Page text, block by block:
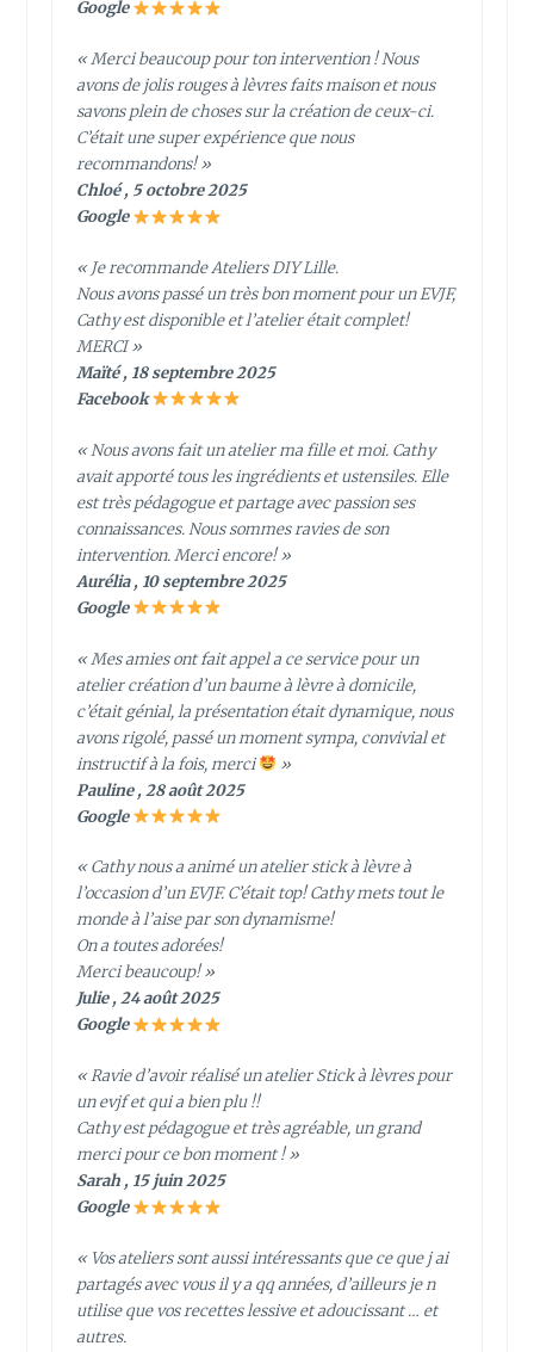
Google
« Merci beaucoup pour ton intervention ! Nous
avons de jolis rouges à lèvres faits maison et nous
savons plein de choses sur la création de ceux-ci.
C’était une super expérience que nous
recommandons! »
Chloé , 5 octobre 2025
Google
« Je recommande Ateliers DIY Lille.
Nous avons passé un très bon moment pour un EVJF,
Cathy est disponible et l’atelier était complet!
MERCI »
Maïté , 18 septembre 2025
Facebook
« Nous avons fait un atelier ma fille et moi. Cathy
avait apporté tous les ingrédients et ustensiles. Elle
est très pédagogue et partage avec passion ses
connaissances. Nous sommes ravies de son
intervention. Merci encore! »
Aurélia , 10 septembre 2025
Google
« Mes amies ont fait appel a ce service pour un
atelier création d’un baume à lèvre à domicile,
c’était génial, la présentation était dynamique, nous
avons rigolé, passé un moment sympa, convivial et
instructif à la fois, merci
»
Pauline , 28 août 2025
Google
« Cathy nous a animé un atelier stick à lèvre à
l’occasion d’un EVJF. C’était top! Cathy mets tout le
monde à l’aise par son dynamisme!
On a toutes adorées!
Merci beaucoup! »
Julie , 24 août 2025
Google
« Ravie d’avoir réalisé un atelier Stick à lèvres pour
un evjf et qui a bien plu !!
Cathy est pédagogue et très agréable, un grand
merci pour ce bon moment ! »
Sarah , 15 juin 2025
Google
« Vos ateliers sont aussi intéressants que ce que j ai
partagés avec vous il y a qq années, d’ailleurs je n
utilise que vos recettes lessive et adoucissant … et
autres.